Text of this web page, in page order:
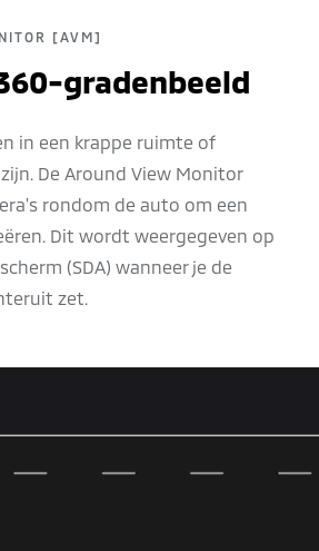
[AVM]
gradenbeeld
in een krappe ruimte of
De Around View Monitor
rondom de auto om een
Dit wordt weergegeven op
(SDA) wanneer je de
zet.